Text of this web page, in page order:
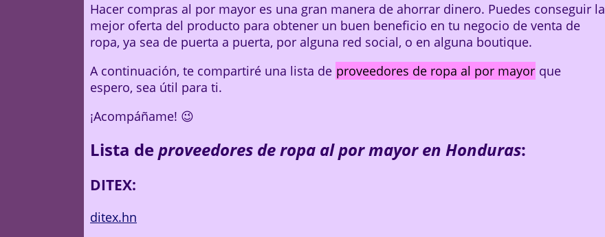
Hacer compras al por mayor es una gran manera de ahorrar dinero. Puedes conseguir la
mejor oferta del producto para obtener un buen beneficio en tu negocio de venta de
ropa, ya sea de puerta a puerta, por alguna red social, o en alguna boutique.
A continuación, te compartiré una lista de proveedores de ropa al por mayor que
espero, sea útil para ti.
¡Acompáñame! 😉
Lista deproveedores de ropa al por mayor en Honduras:
DITEX:
ditex.hn